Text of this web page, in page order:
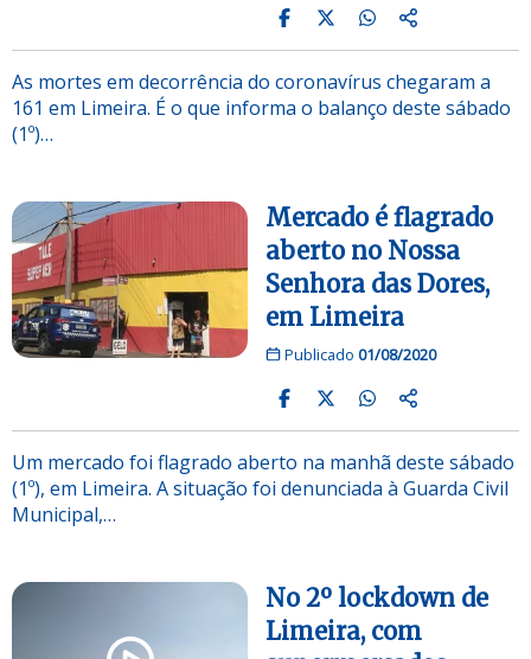
As mortes em decorrência do coronavírus chegaram a
161 em Limeira. É o que informa o balanço deste sábado
(1º)…
Mercado é flagrado
aberto no Nossa
Senhora das Dores,
em Limeira
Publicado 01/08/2020
Um mercado foi flagrado aberto na manhã deste sábado
(1º), em Limeira. A situação foi denunciada à Guarda Civil
Municipal,…
No 2º lockdown de
Limeira, com